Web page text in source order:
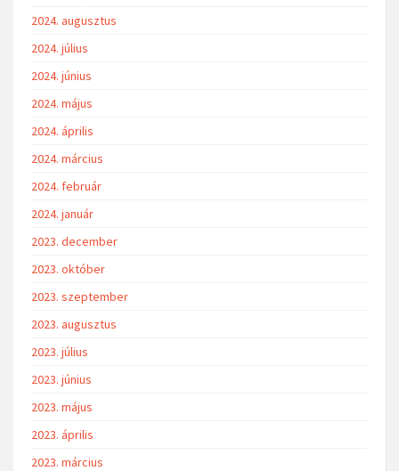
2024. augusztus
2024. július
2024. június
2024. május
2024. április
2024. március
2024. február
2024. január
2023. december
2023. október
2023. szeptember
2023. augusztus
2023. július
2023. június
2023. május
2023. április
2023. március